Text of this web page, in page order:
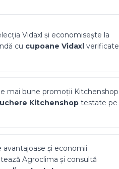
Vidaxl și economisește la
cu cupoane Vidaxl verificate
mai bune promoții Kitchenshop
Kitchenshop testate pe
și economii
Agroclima și consultă